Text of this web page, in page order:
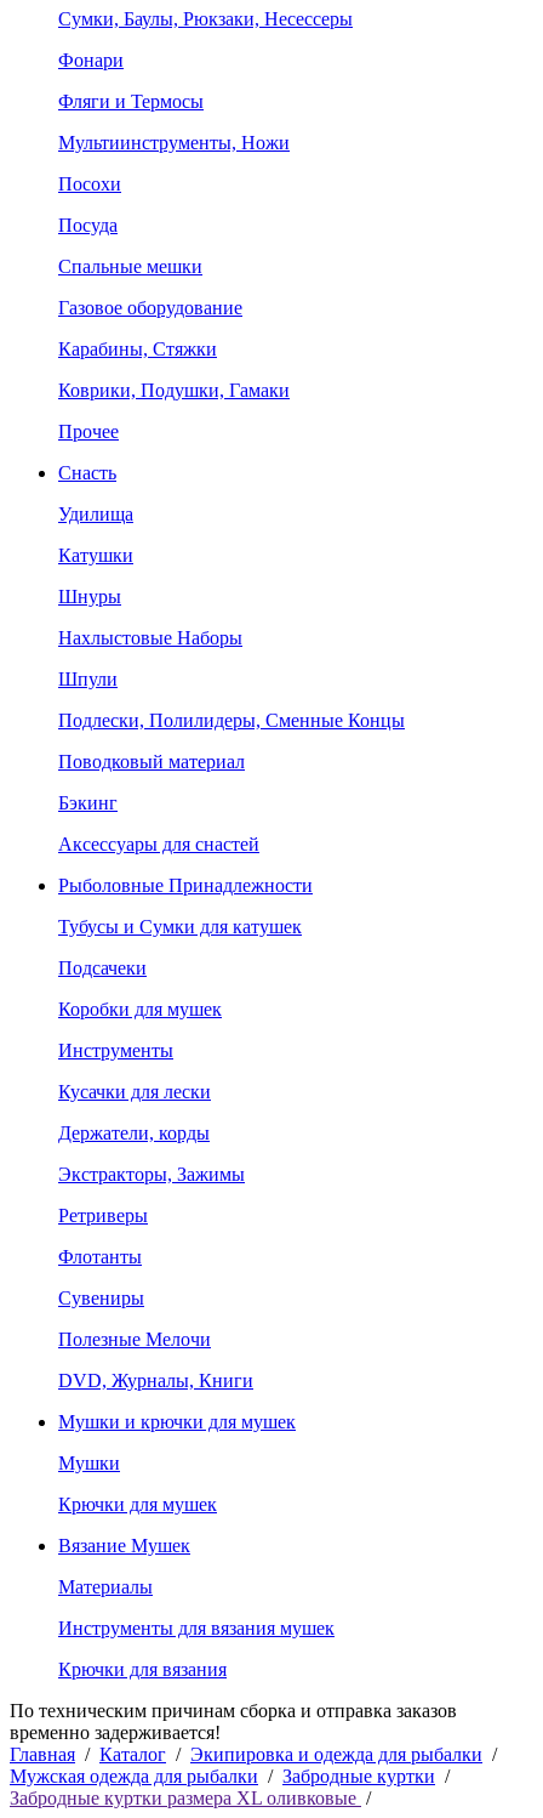
Сумки, Баулы, Рюкзаки, Несессеры
Фонари
Фляги и Термосы
Мультиинструменты, Ножи
Посохи
Посуда
Спальные мешки
Газовое оборудование
Карабины, Стяжки
Коврики, Подушки, Гамаки
Прочее
Снасть
Удилища
Катушки
Шнуры
Нахлыстовые Наборы
Шпули
Подлески, Полилидеры, Сменные Концы
Поводковый материал
Бэкинг
Аксессуары для снастей
Рыболовные Принадлежности
Тубусы и Сумки для катушек
Подсачеки
Коробки для мушек
Инструменты
Кусачки для лески
Держатели, корды
Экстракторы, Зажимы
Ретриверы
Флотанты
Сувениры
Полезные Мелочи
DVD, Журналы, Книги
Мушки и крючки для мушек
Мушки
Крючки для мушек
Вязание Мушек
Материалы
Инструменты для вязания мушек
Крючки для вязания
По техническим причинам сборка и отправка заказов
временно задерживается!
Главная / Каталог / Экипировка и одежда для рыбалки /
Мужская одежда для рыбалки / Забродные куртки /
Забродные куртки размера XL оливковые /